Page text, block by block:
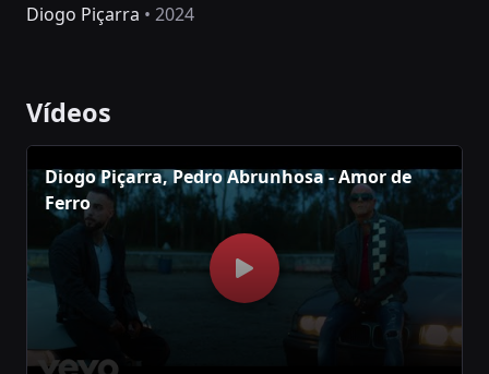
Diogo Piçarra • 2024
Vídeos
Diogo Piçarra, Pedro Abrunhosa - Amor de
Ferro